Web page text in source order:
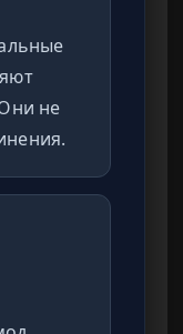
не